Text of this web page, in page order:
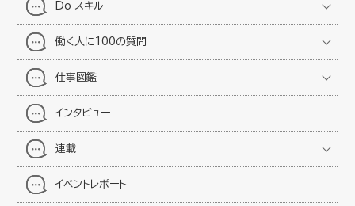
Do スキル
働く人に100の質問
仕事図鑑
インタビュー
連載
イベントレポート